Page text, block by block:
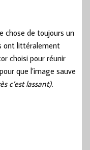
chose de toujours un
ont littéralement
choisi pour réunir
que l’image sauve
c’est lassant).